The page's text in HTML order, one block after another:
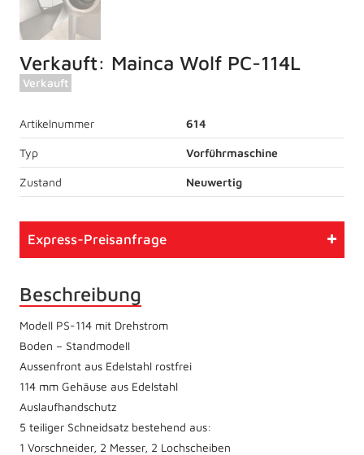
Verkauft: Mainca Wolf PC-114L
Verkauft
Artikelnummer
Typ
Zustand
614
Vorführmaschine
Neuwertig
Express-Preisanfrage
Beschreibung
Modell PS-114 mit Drehstrom
Boden – Standmodell
Aussenfront aus Edelstahl rostfrei
114 mm Gehäuse aus Edelstahl
Auslaufhandschutz
5 teiliger Schneidsatz bestehend aus:
1 Vorschneider, 2 Messer, 2 Lochscheiben